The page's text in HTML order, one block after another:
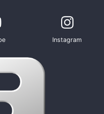
Instagram